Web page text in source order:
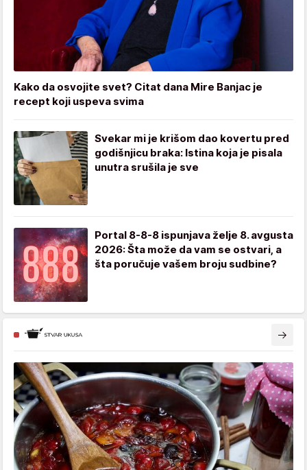
Kako da osvojite svet? Citat dana Mire Banjac je
recept koji uspeva svima
Svekar mi je krišom dao kovertu pred
godišnjicu braka: Istina koja je pisala
unutra srušila je sve
Portal 8-8-8 ispunjava želje 8. avgusta
2026: Šta može da vam se ostvari, a
šta poručuje vašem broju sudbine?